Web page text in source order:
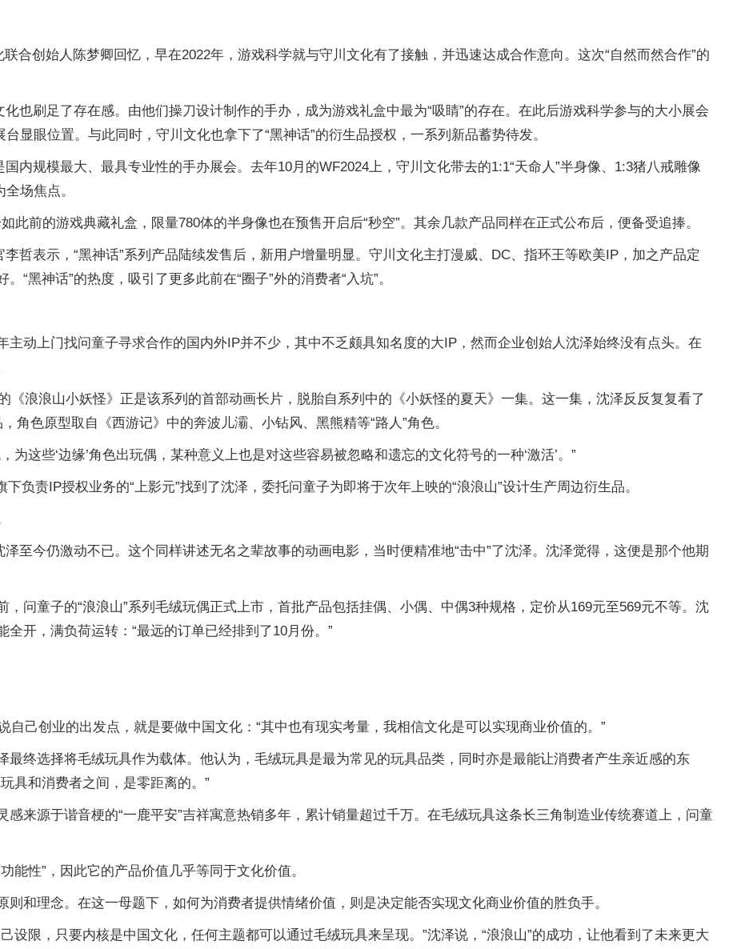
合创始人陈梦卿回忆，早在2022年，游戏科学就与守川文化有了接触，并迅速达成合作意向。这次“自然而然合作”的
也刷足了存在感。由他们操刀设计制作的手办，成为游戏礼盒中最为“吸睛”的存在。在此后游戏科学参与的大小展会
显眼位置。与此同时，守川文化也拿下了“黑神话”的衍生品授权，一系列新品蓄势待发。
内规模最大、最具专业性的手办展会。去年10月的WF2024上，守川文化带去的1:1“天命人”半身像、1:3猪八戒雕像
场焦点。
此前的游戏典藏礼盒，限量780体的半身像也在预售开启后“秒空”。其余几款产品同样在正式公布后，便备受追捧。
哲表示，“黑神话”系列产品陆续发售后，新用户增量明显。守川文化主打漫威、DC、指环王等欧美IP，加之产品定
“黑神话”的热度，吸引了更多此前在“圈子”外的消费者“入坑”。
动上门找问童子寻求合作的国内外IP并不少，其中不乏颇具知名度的大IP，然而企业创始人沈泽始终没有点头。在
《浪浪山小妖怪》正是该系列的首部动画长片，脱胎自系列中的《小妖怪的夏天》一集。这一集，沈泽反反复复看了
角色原型取自《西游记》中的奔波儿灞、小钻风、黑熊精等“路人”角色。
这些‘边缘’角色出玩偶，某种意义上也是对这些容易被忽略和遗忘的文化符号的一种‘激活’。”
负责IP授权业务的“上影元”找到了沈泽，委托问童子为即将于次年上映的“浪浪山”设计生产周边衍生品。
至今仍激动不已。这个同样讲述无名之辈故事的动画电影，当时便精准地“击中”了沈泽。沈泽觉得，这便是那个他期
问童子的“浪浪山”系列毛绒玩偶正式上市，首批产品包括挂偶、小偶、中偶3种规格，定价从169元至569元不等。沈
开，满负荷运转：“最远的订单已经排到了10月份。”
己创业的出发点，就是要做中国文化：“其中也有现实考量，我相信文化是可以实现商业价值的。”
终选择将毛绒玩具作为载体。他认为，毛绒玩具是最为常见的玩具品类，同时亦是最能让消费者产生亲近感的东
具和消费者之间，是零距离的。”
来源于谐音梗的“一鹿平安”吉祥寓意热销多年，累计销量超过千万。在毛绒玩具这条长三角制造业传统赛道上，问童
能性”，因此它的产品价值几乎等同于文化价值。
和理念。在这一母题下，如何为消费者提供情绪价值，则是决定能否实现文化商业价值的胜负手。
设限，只要内核是中国文化，任何主题都可以通过毛绒玩具来呈现。”沈泽说，“浪浪山”的成功，让他看到了未来更大